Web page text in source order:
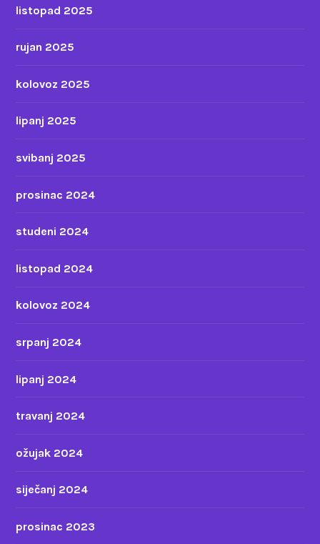
listopad 2025
rujan 2025
kolovoz 2025
lipanj 2025
svibanj 2025
prosinac 2024
studeni 2024
listopad 2024
kolovoz 2024
srpanj 2024
lipanj 2024
travanj 2024
ožujak 2024
siječanj 2024
prosinac 2023